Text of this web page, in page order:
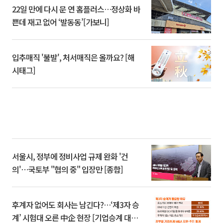
22일 만에 다시 문 연 홈플러스…정상화 바
쁜데 재고 없어 ‘발동동’[가보니]
입추매직 '불발', 처서매직은 올까요? [해
시태그]
서울시, 정부에 정비사업 규제 완화 '건
의'⋯국토부 "협의 중" 입장만 [종합]
후계자 없어도 회사는 남긴다?…‘제3자 승
계’ 시험대 오른 中企 현장 [기업승계 대전